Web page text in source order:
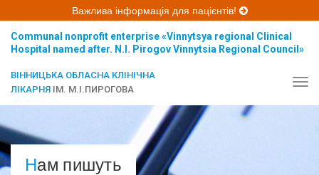
Важлива інформація для пацієнтів!
Communal nonprofit enterprise «Vinnytsya regional Clinical
Hospital named after. N.I. Pirogov Vinnytsia Regional Council»
ВІННИЦЬКА ОБЛАСНА КЛІНІЧНА
ЛІКАРНЯ ІМ. М.І.ПИРОГОВА
Нам пишуть